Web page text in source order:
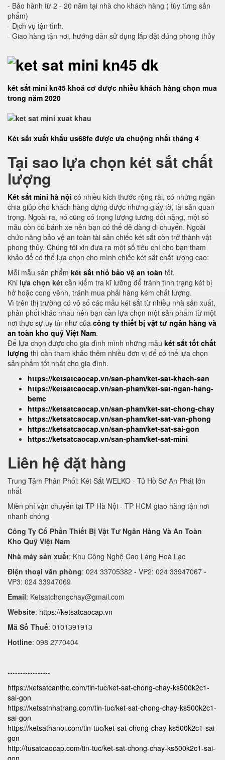
- Bảo hành từ 2 - 20 năm tại nhà cho khách hàng ( tùy từng sản
phẩm)
- Dịch vụ tận tình.
- Giao hàng tận nơi, hướng dẫn sử dụng lắp đặt đúng phong thủy
két sắt mini kn45 khoá cơ được nhiều khách hàng chọn mua
trong năm 2020
Két sắt xuất khẩu us68fe được ưa chuộng nhất tháng 4
Tại sao lựa chọn két sắt chất
lượng
Két sắt mini hà nội có nhiều kích thước rộng rãi, có những ngăn
chia giúp cho khách hàng đựng được những giấy tờ, tài sản quan
trọng. Ngoài ra, nó cũng có trọng lượng tương đối nặng, một số
mẫu còn có bánh xe nên bạn có thể dễ dàng di chuyển. Ngoài
chức năng bảo vệ an toàn tài sản chiếc két sắt còn trở thành vật
phong thủy. Chúng tôi xin đưa ra một số tiêu chí cho bạn tham
khảo để có thể lựa chọn cho mình chiếc két sắt chất lượng cao:
Mỗi mẫu sản phẩm két sắt nhỏ bảo vệ an toàn tốt.
Khi lựa chọn két cần kiểm tra kĩ lưỡng để tránh tình trạng két bị
hở hoặc cong vênh, tránh mua phải hàng kém chất lượng.
Vì trên thị trường có vô số các mẫu két sắt từ nhiều nhà sản xuất,
phân phối khác nhau nên bạn cần lựa chọn một sản phẩm từ một
nơi thực sự uy tín như của công ty thiết bị vật tư ngân hàng và
an toàn kho quỹ Việt Nam.
Để lựa chọn được cho gia đình mình những mẫu két sắt tốt chất
lượng thì cần tham khảo thêm nhiều đơn vị để có thể lựa chọn
sản phẩm tốt nhất cho gia đình.
https://ketsatcaocap.vn/san-pham/ket-sat-khach-san
https://ketsatcaocap.vn/san-pham/ket-sat-ngan-hang-
bemc
https://ketsatcaocap.vn/san-pham/ket-sat-chong-chay
https://ketsatcaocap.vn/san-pham/ket-sat-van-phong
https://ketsatcaocap.vn/san-pham/ket-sat-sai-gon
https://ketsatcaocap.vn/san-pham/ket-sat-mini
Liên hệ đặt hàng
Trung Tâm Phân Phối: Két Sắt WELKO - Tủ Hồ Sơ An Phát lớn
nhất
Miễn phí vận chuyển tại TP Hà Nội - TP HCM giao hàng tận nơi
nhanh chóng
Công Ty Cổ Phần Thiết Bị Vật Tư Ngân Hàng Và An Toàn
Kho Quỹ Việt Nam
Nhà máy sản xuất: Khu Công Nghệ Cao Láng Hoà Lạc
Điện thoại văn phòng: 024 33705382 - VP2: 024 33947067 -
VP3: 024 33947069
Email: Ketsatchongchay@gmail.com
Website: https://ketsatcaocap.vn
Mã Số Thuế: 0101391913
Hotline: 098 2770404
-----------------
https://ketsatcantho.com/tin-tuc/ket-sat-chong-chay-ks500k2c1-
sai-gon
https://ketsatnhatrang.com/tin-tuc/ket-sat-chong-chay-ks500k2c1-
sai-gon
https://ketsathanoi.com/tin-tuc/ket-sat-chong-chay-ks500k2c1-sai-
gon
http://tusatcaocap.com/tin-tuc/ket-sat-chong-chay-ks500k2c1-sai-
gon